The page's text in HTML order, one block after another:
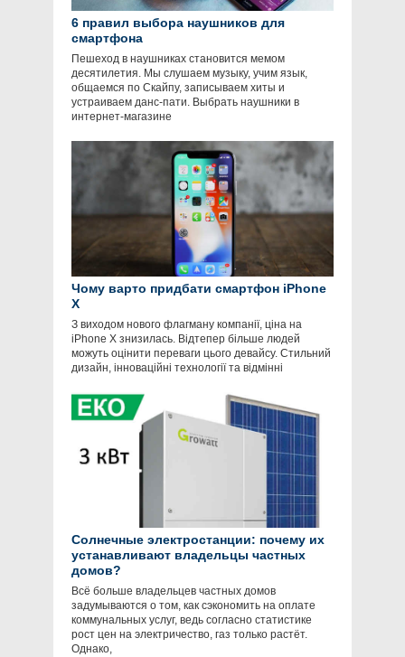
6 правил выбора наушников для
смартфона
Пешеход в наушниках становится мемом
десятилетия. Мы слушаем музыку, учим язык,
общаемся по Скайпу, записываем хиты и
устраиваем данс-пати. Выбрать наушники в
интернет-магазине
Чому варто придбати смартфон iPhone
X
З виходом нового флагману компанії, ціна на
iPhone X знизилась. Відтепер більше людей
можуть оцінити переваги цього девайсу. Стильний
дизайн, інноваційні технології та відмінні
Солнечные электростанции: почему их
устанавливают владельцы частных
домов?
Всё больше владельцев частных домов
задумываются о том, как сэкономить на оплате
коммунальных услуг, ведь согласно статистике
рост цен на электричество, газ только растёт.
Однако,